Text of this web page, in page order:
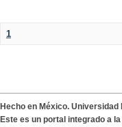
1
Hecho en México.
Este es un portal integrado a